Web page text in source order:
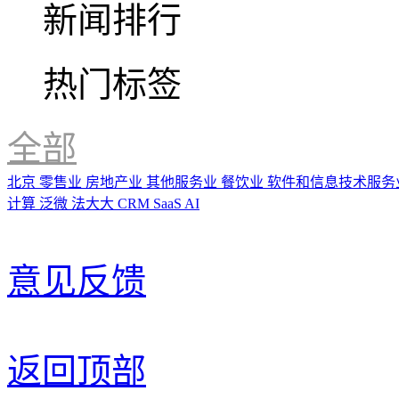
新闻排行
热门标签
全部
北京 零售业 房地产业 其他服务业 餐饮业 软件和信息技术服
计算 泛微 法大大 CRM SaaS AI
意见反馈
返回顶部